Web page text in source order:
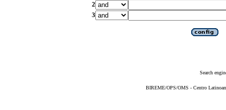
2
3
Search
BIREME/OPS/OMS - Centro